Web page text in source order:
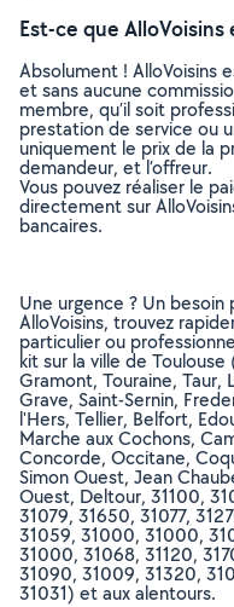
Est-ce que
Absolument ! AlloVoisins
et sans aucune
membre, qu’il soit
prestation de service ou
uniquement le prix de la
demandeur, et l’offreur.
Vous pouvez réaliser le
directement sur
bancaires.
Une urgence ? Un besoin
AlloVoisins, trouvez
particulier ou
kit sur la ville de
Gramont, Touraine, Taur,
Grave, Saint-Sernin,
l'Hers, Tellier, Belfort,
Marche aux Cochons,
Concorde, Occitane,
Simon Ouest, Jean
Ouest, Deltour, 31100,
31079, 31650, 31077,
31059, 31000, 31000,
31000, 31068, 31120,
31090, 31009, 31320,
31031) et aux alentours.